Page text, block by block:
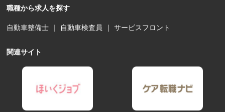
職種から求人を探す
自動車整備士 ｜ 自動車検査員 ｜サービスフロント
関連サイト